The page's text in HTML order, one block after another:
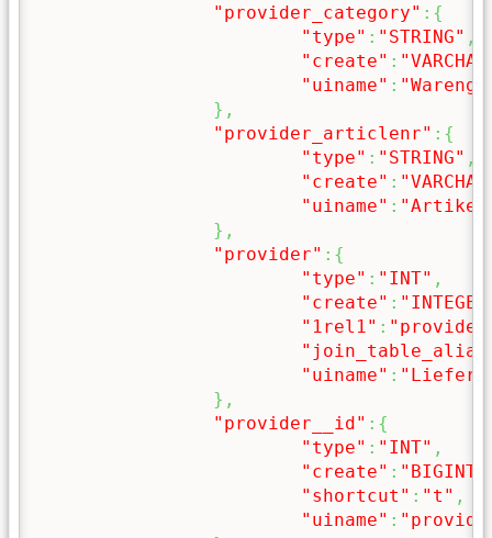
"provider_category" : {
"type" : "STRING" ,
"create" :
"uiname" :
} ,
"provider_articlenr" : {
"type" : "STRING" ,
"create" :
"uiname" :
} ,
"provider" : {
"type" : "INT" ,
"create" :
"1rel1" :
"uiname" :
} ,
"provider__id" : {
"type" : "INT" ,
"create" : "BIGINT
"shortcut" : "t" ,
"uiname" :